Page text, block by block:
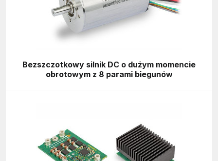
Bezszczotkowy silnik DC o dużym momencie
obrotowym z 8 parami biegunów